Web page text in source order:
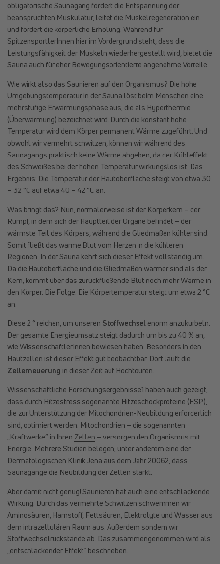
obligatorische Saunagang fördert die Entspannung der
beanspruchten Muskulatur, leitet die Muskelregeneration ein
und fördert die körperliche Erholung. Während für
SpitzensportlerInnen hier im Vordergrund steht, dass die
Leistungsfähigkeit der Muskeln wiederhergestellt wird, bietet die
Sauna auch für eher Bewegungsorientierte angenehme Vorteile.
Wie wirkt also das Saunieren auf den Organismus? Die hohe
Umgebungstemperatur in der Sauna löst beim Menschen eine
mehrstufige Erwärmungsphase aus, die als Hyperthermie
(Überwärmung) bezeichnet wird. Durch die konstant hohe
Temperatur wird dem Körper permanent Wärme zugeführt. Und
obwohl wir vermehrt schwitzen, können wir während des
Saunagangs praktisch keine Wärme abgeben, da der Kühleffekt
des Schweißes bei der hohen Temperatur wirkungslos ist. Das
Ergebnis: Die Temperatur der Hautoberfläche steigt von etwa 30
– 32 °C auf etwa 40 – 42 °C an.
Was bringt das? Nun, normalerweise ist der Körperkern – der
Rumpf, in dem sich der Hauptteil der Organe befindet – der
wärmste Teil des Körpers, während die Gliedmaßen kühler sind.
Somit fließt das warme Blut vom Herzen in die kühleren
Regionen. In der Sauna kehrt sich dieser Effekt vollständig um.
Da die Hautoberfläche und die Gliedmaßen wärmer sind als der
Kern, kommt über das zurückfließende Blut noch mehr Wärme in
den Körper. Die Folge: Die Körpertemperatur steigt um etwa 2 °C
an.
Diese 2 ° reichen, um unseren Stoffwechsel enorm anzukurbeln.
Der gesamte Energieumsatz steigt dadurch um bis zu 40 % an,
wie WissenschaftlerInnen bewiesen haben. Besonders in den
Hautzellen ist dieser Effekt gut beobachtbar. Dort läuft die
Zellerneuerung in dieser Zeit auf Hochtouren.
Wissenschaftliche Forschungsergebnisse1 haben auch gezeigt,
dass durch Hitzestress sogenannte Hitzeschockproteine (HSP),
die zur Unterstützung der Mitochondrien-Neubildung erforderlich
sind, optimiert werden. Mitochondrien – die sogenannten
„Kraftwerke“ in Ihren Zellen – versorgen den Organismus mit
Energie. Mehrere Studien belegen, unter anderem eine der
Dermatologischen Klinik Jena aus dem Jahr 20062, dass
Saunagänge die Neubildung der Zellen stärkt.
Aber damit nicht genug! Saunieren hat auch eine entschlackende
Wirkung. Durch das vermehrte Schwitzen schwemmen wir
Aminosäuren, Harnstoff, Fettsäuren, Elektrolyte und Wasser aus
dem intrazellulären Raum aus. Außerdem sondern wir
Stoffwechselrückstände ab. Das zusammengenommen wird als
„entschlackender Effekt“ beschrieben.